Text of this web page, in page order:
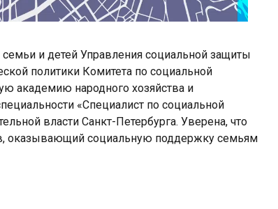
и детей Управления социальной защиты
политики Комитета по социальной
академию народного хозяйства и
«Специалист по социальной
власти Санкт-Петербурга. Уверена, что
оказывающий социальную поддержку семьям